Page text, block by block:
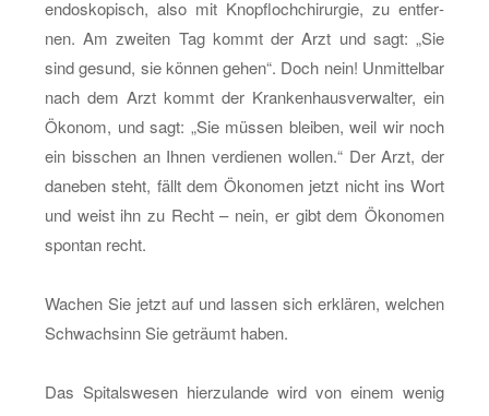
en­do­sko­pisch, also mit Knopf­loch­chir­ur­gie, zu ent­fer­
nen. Am zwei­ten Tag kommt der Arzt und sagt: „Sie
sind ge­sund, sie kön­nen gehen“. Doch nein! Un­mit­tel­bar
nach dem Arzt kommt der Kran­ken­haus­ver­wal­ter, ein
Öko­nom, und sagt: „Sie müs­sen blei­ben, weil wir noch
ein biss­chen an Ihnen ver­die­nen wol­len.“ Der Arzt, der
da­ne­ben steht, fällt dem Öko­no­men jetzt nicht ins Wort
und weist ihn zu Recht – nein, er gibt dem Öko­no­men
spon­tan recht.
Wa­chen Sie jetzt auf und las­sen sich er­klä­ren, wel­chen
Schwach­sinn Sie ge­träumt haben.
Das Spi­tals­we­sen hier­zu­lan­de wird von einem wenig